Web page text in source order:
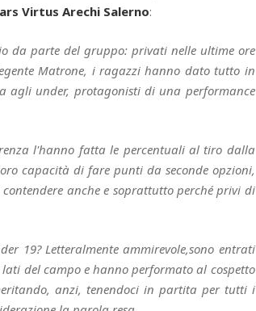
Virtus Arechi Salerno:
da parte del gruppo: privati nelle ultime ore
Matrone, i ragazzi hanno dato tutto in
agli under, protagonisti di una performance
l'hanno fatta le percentuali al tiro dalla
capacità di fare punti da seconde opzioni,
anche e soprattutto perché privi di
19? Letteralmente ammirevole,sono entrati
del campo e hanno performato al cospetto
anzi, tenendoci in partita per tutti i